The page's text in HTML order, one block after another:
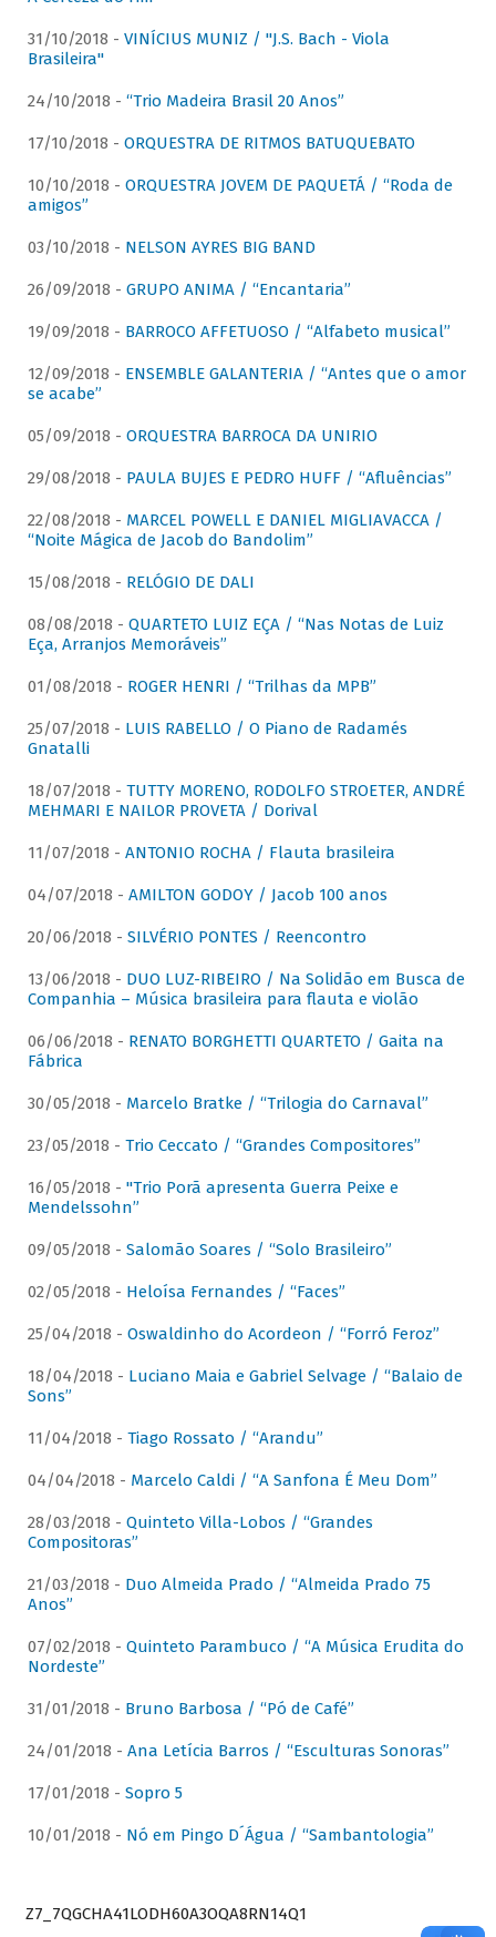
31/10/2018 - VINÍCIUS MUNIZ / "J.S. Bach - Viola
Brasileira"
24/10/2018 - “Trio Madeira Brasil 20 Anos”
17/10/2018 - ORQUESTRA DE RITMOS BATUQUEBATO
10/10/2018 - ORQUESTRA JOVEM DE PAQUETÁ / “Roda de
amigos”
03/10/2018 - NELSON AYRES BIG BAND
26/09/2018 - GRUPO ANIMA / “Encantaria”
19/09/2018 - BARROCO AFFETUOSO / “Alfabeto musical”
12/09/2018 - ENSEMBLE GALANTERIA / “Antes que o amor
se acabe”
05/09/2018 - ORQUESTRA BARROCA DA UNIRIO
29/08/2018 - PAULA BUJES E PEDRO HUFF / “Afluências”
22/08/2018 - MARCEL POWELL E DANIEL MIGLIAVACCA /
“Noite Mágica de Jacob do Bandolim”
15/08/2018 - RELÓGIO DE DALI
08/08/2018 - QUARTETO LUIZ EÇA / “Nas Notas de Luiz
Eça, Arranjos Memoráveis”
01/08/2018 - ROGER HENRI / “Trilhas da MPB”
25/07/2018 - LUIS RABELLO / O Piano de Radamés
Gnatalli
18/07/2018 - TUTTY MORENO, RODOLFO STROETER, ANDRÉ
MEHMARI E NAILOR PROVETA / Dorival
11/07/2018 - ANTONIO ROCHA / Flauta brasileira
04/07/2018 - AMILTON GODOY / Jacob 100 anos
20/06/2018 - SILVÉRIO PONTES / Reencontro
13/06/2018 - DUO LUZ-RIBEIRO / Na Solidão em Busca de
Companhia – Música brasileira para flauta e violão
06/06/2018 - RENATO BORGHETTI QUARTETO / Gaita na
Fábrica
30/05/2018 - Marcelo Bratke / “Trilogia do Carnaval”
23/05/2018 - Trio Ceccato / “Grandes Compositores”
16/05/2018 - "Trio Porã apresenta Guerra Peixe e
Mendelssohn”
09/05/2018 - Salomão Soares / “Solo Brasileiro”
02/05/2018 - Heloísa Fernandes / “Faces”
25/04/2018 - Oswaldinho do Acordeon / “Forró Feroz”
18/04/2018 - Luciano Maia e Gabriel Selvage / “Balaio de
Sons”
11/04/2018 - Tiago Rossato / “Arandu”
04/04/2018 - Marcelo Caldi / “A Sanfona É Meu Dom”
28/03/2018 - Quinteto Villa-Lobos / “Grandes
Compositoras”
21/03/2018 - Duo Almeida Prado / “Almeida Prado 75
Anos”
07/02/2018 - Quinteto Parambuco / “A Música Erudita do
Nordeste”
31/01/2018 - Bruno Barbosa / “Pó de Café”
24/01/2018 - Ana Letícia Barros / “Esculturas Sonoras”
17/01/2018 - Sopro 5
10/01/2018 - Nó em Pingo D´Água / “Sambantologia”
Z7_7QGCHA41LODH60A3OQA8RN14Q1